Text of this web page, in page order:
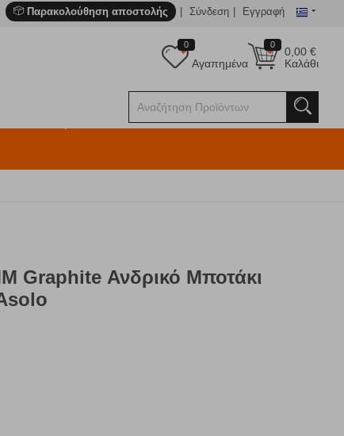
Παρακολούθηση αποστολής Σύνδεση Εγγραφή
0
0,00€
Καλάθι
0
Αγαπημένα
Graphite Ανδρικό Μποτάκι